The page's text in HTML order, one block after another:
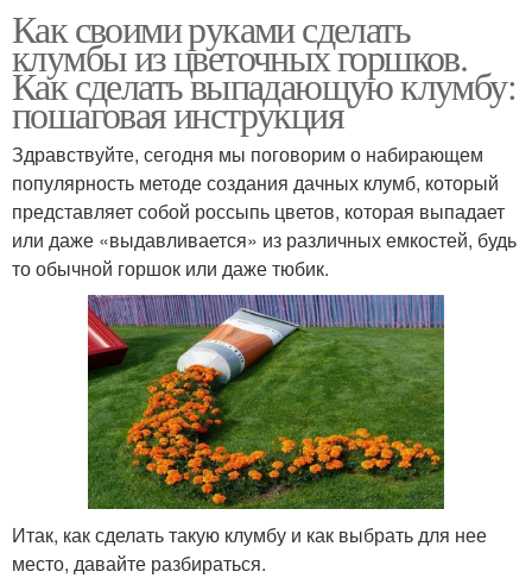
Как своими руками сделать
клумбы из цветочных горшков.
Как сделать выпадающую клумбу:
пошаговая инструкция
Здравствуйте, сегодня мы поговорим о набирающем
популярность методе создания дачных клумб, который
представляет собой россыпь цветов, которая выпадает
или даже «выдавливается» из различных емкостей, будь
то обычной горшок или даже тюбик.
Итак, как сделать такую клумбу и как выбрать для нее
место, давайте разбираться.